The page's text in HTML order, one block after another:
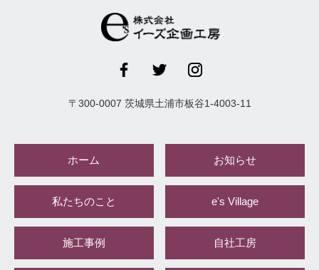
〒 300-0007 茨城県土浦市板谷1-4003-11
ホーム お知らせ
私たちのこと e's Village
施工事例 自社工房